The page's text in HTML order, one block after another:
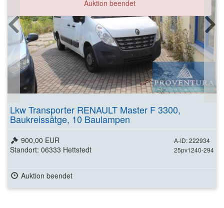
Auktion beendet
Lkw Transporter RENAULT Master F 3300,
Baukreissätge, 10 Baulampen
A-ID: 222934
25pv1240-294
900,00 EUR
Standort: 06333 Hettstedt
Auktion beendet